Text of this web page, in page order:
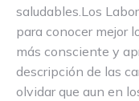
saludables.Los
para conocer mejor
más consciente y
descripción de las
olvidar que aun en